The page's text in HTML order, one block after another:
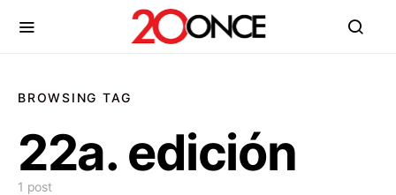
BROWSING TAG
22a. edición
1 post